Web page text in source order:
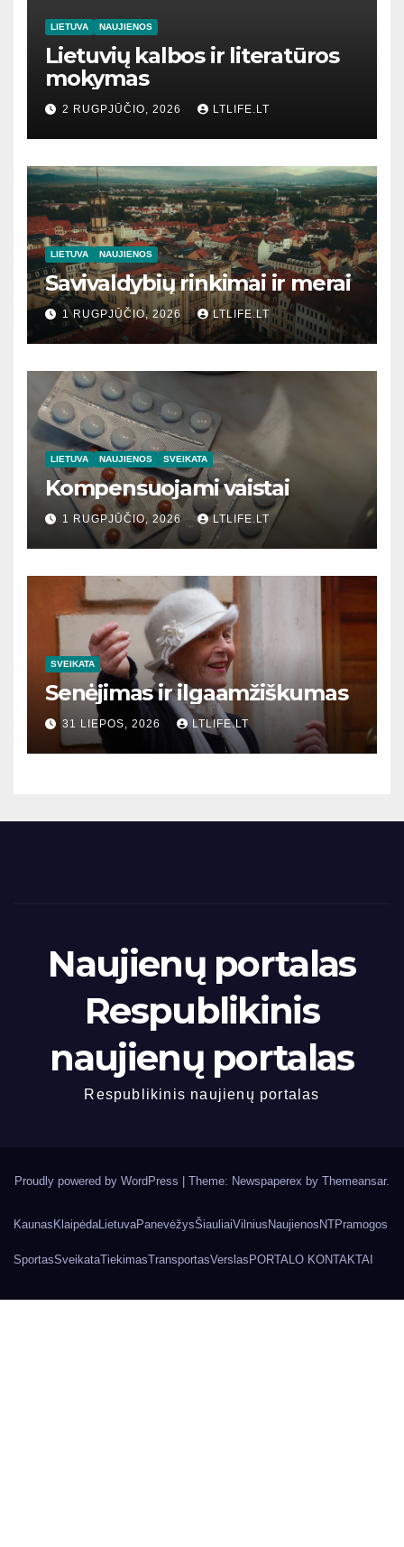
LIETUVA NAUJIENOS
Lietuvių kalbos ir literatūros
mokymas
2 RUGPJŪČIO, 2026 LTLIFE.LT
LIETUVA NAUJIENOS
Savivaldybių rinkimai ir merai
1 RUGPJŪČIO, 2026 LTLIFE.LT
LIETUVA NAUJIENOS SVEIKATA
Kompensuojami vaistai
1 RUGPJŪČIO, 2026 LTLIFE.LT
SVEIKATA
Senėjimas ir ilgaamžiškumas
31 LIEPOS, 2026 LTLIFE.LT
Naujienų portalas
Respublikinis
naujienų portalas
Respublikinis naujienų portalas
Proudly powered by WordPress Theme: Newspaperex by Themeansar.
Kaunas KlaipėdaLietuvaPanevėžysŠiauliaiVilnius Naujienos NTPramogos
SportasSveikataTiekimasTransportasVerslas PORTALO KONTAKTAI